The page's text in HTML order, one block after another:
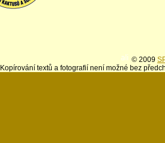
© 2009
Kopírování textů a fotografií není možné bez